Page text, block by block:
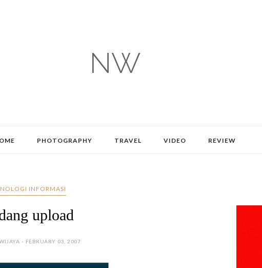
NW
PHOTOGRAPHY TRAVEL VIDEO REVIEW
INFORMASI
upload
- FEBRUARY 03, 2007